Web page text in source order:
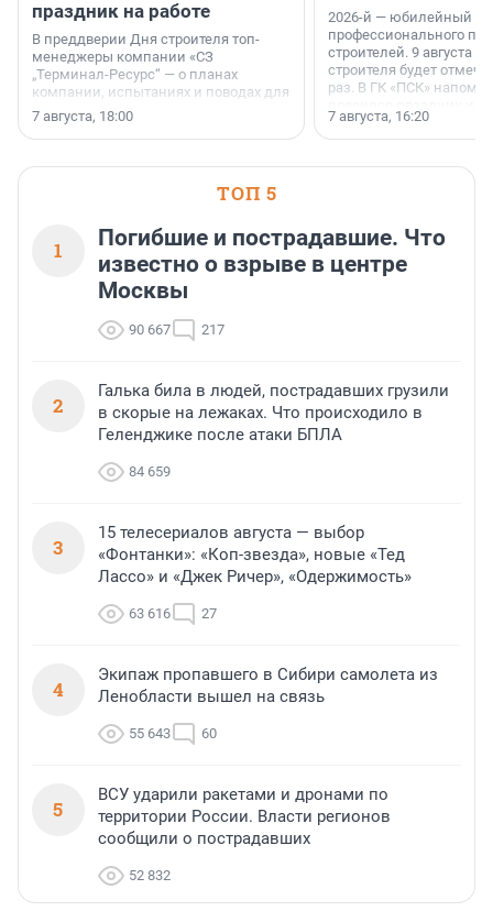
праздник на работе
В преддверии Дня строителя топ-
менеджеры компании «СЗ
„Терминал-Ресурс“ — о планах
компании, испытаниях и поводах для
осторожного оптимизма.
7 августа, 18:00
2026-й — юбилейный
профессионального
строителей. 9 августа
строителя будет
раз. В ГК «ПСК»
поменялась роль
7 августа, 16:20
ТОП 5
1
Погибшие и пострадавшие. Что
известно о взрыве в центре
Москвы
90 667 217
2
Галька била в людей, пострадавших грузили
в скорые на лежаках. Что происходило в
Геленджике после атаки БПЛА
84 659
3
15 телесериалов августа — выбор
«Фонтанки»: «Коп-звезда», новые «Тед
Лассо» и «Джек Ричер», «Одержимость»
63 616 27
4
Экипаж пропавшего в Сибири самолета из
Ленобласти вышел на связь
55 643 60
5
ВСУ ударили ракетами и дронами по
территории России. Власти регионов
сообщили о пострадавших
52 832